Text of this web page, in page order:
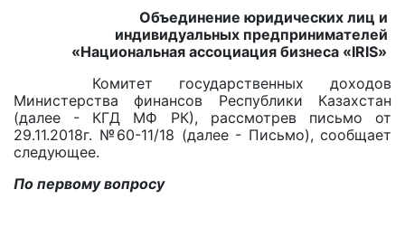
Объединение юридических лиц и
индивидуальных предпринимателей
«Национальная ассоциация бизнеса «IRIS»
Комитет государственных доходов
Министерства финансов Республики Казахстан
(далее - КГД МФ РК), рассмотрев письмо от
29.11.2018г. №60-11/18 (далее - Письмо), сообщает
следующее.
По первому вопросу